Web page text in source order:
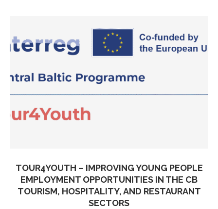
TOUR4YOUTH – IMPROVING YOUNG PEOPLE
EMPLOYMENT OPPORTUNITIES IN THE CB
TOURISM, HOSPITALITY, AND RESTAURANT
SECTORS